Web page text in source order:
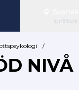
Byt förbund
/
NIVÅ